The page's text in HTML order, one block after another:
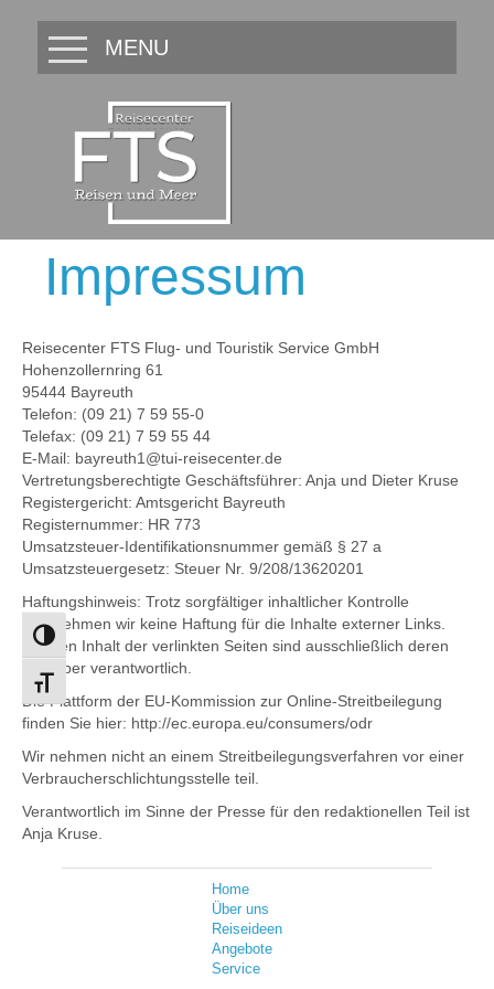
Umschalten auf hohe Kontraste
Schrift vergrößern
MENU
Impressum
Reisecenter FTS Flug- und Touristik Service GmbH
Hohenzollernring 61
95444 Bayreuth
Telefon: (09 21) 7 59 55-0
Telefax: (09 21) 7 59 55 44
E-Mail: bayreuth1@tui-reisecenter.de
Vertretungsberechtigte Geschäftsführer: Anja und Dieter Kruse
Registergericht: Amtsgericht Bayreuth
Registernummer: HR 773
Umsatzsteuer-Identifikationsnummer gemäß § 27 a
Umsatzsteuergesetz: Steuer Nr. 9/208/13620201
Haftungshinweis: Trotz sorgfältiger inhaltlicher Kontrolle
übernehmen wir keine Haftung für die Inhalte externer Links.
Für den Inhalt der verlinkten Seiten sind ausschließlich deren
Betreiber verantwortlich.
Die Plattform der EU-Kommission zur Online-Streitbeilegung
finden Sie hier: http://ec.europa.eu/consumers/odr
Wir nehmen nicht an einem Streitbeilegungsverfahren vor einer
Verbraucherschlichtungsstelle teil.
Verantwortlich im Sinne der Presse für den redaktionellen Teil ist
Anja Kruse.
Home
Über uns
Reiseideen
Angebote
Service